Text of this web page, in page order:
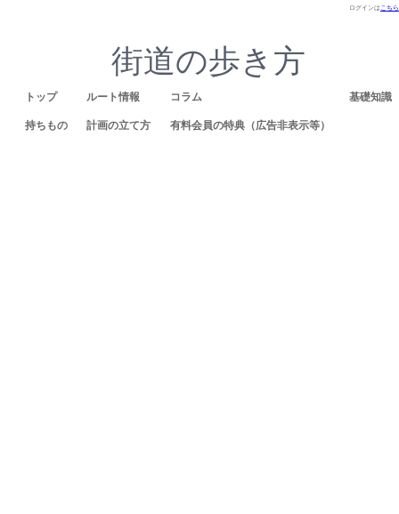
ログインはこちら
街道の歩き方
トップ ルート情報 コラム 基礎知識
持ちもの 計画の立て方 有料会員の特典（広告非表示等）